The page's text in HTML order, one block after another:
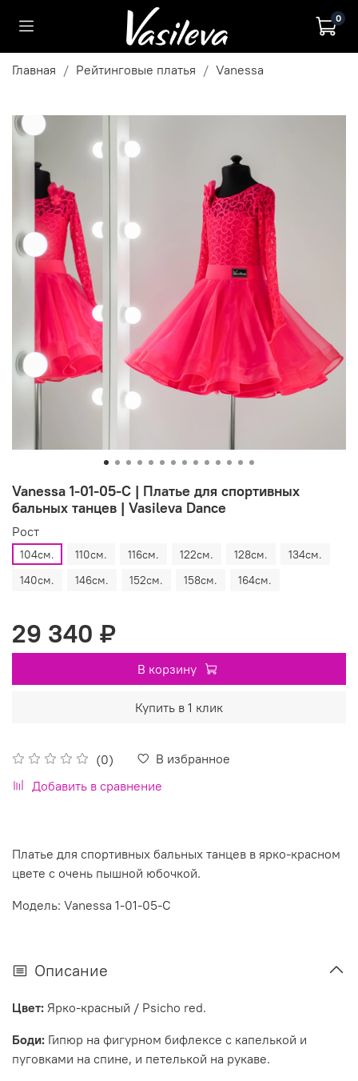
0
Главная Рейтинговые платья Vanessa
Vanessa 1-01-05-C | Платье для спортивных
бальных танцев | Vasileva Dance
(0)
В избранное
Добавить в сравнение
Рост
104см. 110см. 116см. 122см. 128см.
134см.
140см.
146см. 152см. 158см. 164см.
29 340 ₽
В корзину
Купить в 1 клик
Платье для спортивных бальных танцев в ярко-красном
цвете с очень пышной юбочкой.
Модель: Vanessa 1-01-05-C
Описание
Цвет: Ярко-красный / Psicho red.
Боди: Гипюр на фигурном бифлексе с капелькой и
пуговками на спине, и петелькой на рукаве.